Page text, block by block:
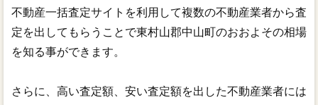
不動産一括査定サイトを利用して複数の不動産業者から査
定を出してもらうことで東村山郡中山町のおおよその相場
を知る事ができます。
さらに、高い査定額、安い査定額を出した不動産業者には